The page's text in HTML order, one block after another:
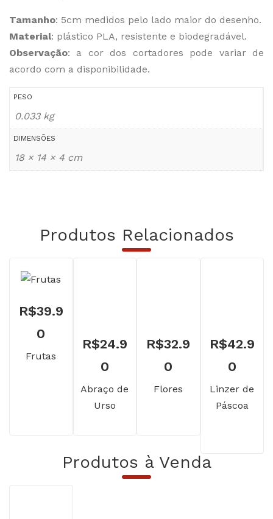
Tamanho: 5cm medidos pelo lado maior do desenho.
Material: plástico PLA, resistente e biodegradável.
Observação: a cor dos cortadores pode variar de
acordo com a disponibilidade.
PESO
0.033 kg
DIMENSÕES
18 × 14 × 4 cm
Produtos Relacionados
R$39.9
0
Frutas
R$24.9
0
Abraço de
Urso
R$32.9
0
Flores
R$42.9
0
Linzer de
Páscoa
Produtos à Venda